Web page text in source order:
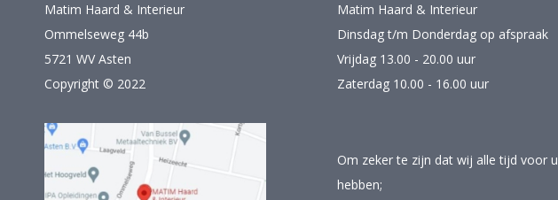
Matim Haard & Interieur
Ommelseweg 44b
5721 WV Asten
Copyright © 2022
Matim Haard & Interieur
Dinsdag t/m Donderdag op afspraak
Vrijdag 13.00 - 20.00 uur
Zaterdag 10.00 - 16.00 uur
Om zeker te zijn dat wij alle tijd voor u
hebben;